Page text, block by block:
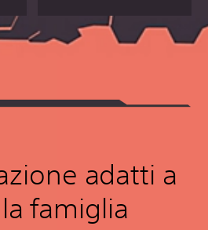
adatti a
famiglia